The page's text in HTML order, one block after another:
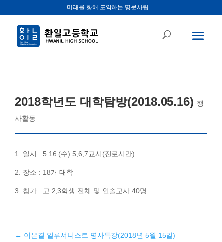
미래를 향해 도약하는 명문사립
2018학년도 대학탐방(2018.05.16) 행
사활동
1. 일시 : 5.16.(수) 5,6,7교시(진로시간)
2. 장소 : 18개 대학
3. 참가 : 고 2,3학생 전체 및 인솔교사 40명
← 이은결 일루셔니스트 명사특강(2018년 5월 15일)